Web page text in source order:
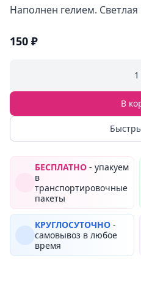
Наполнен гелием. Светлая
150 ₽
1
В
БЕСПЛАТНО - упакуем
в
транспортировочные
пакеты
КРУГЛОСУТОЧНО -
самовывоз в любое
время